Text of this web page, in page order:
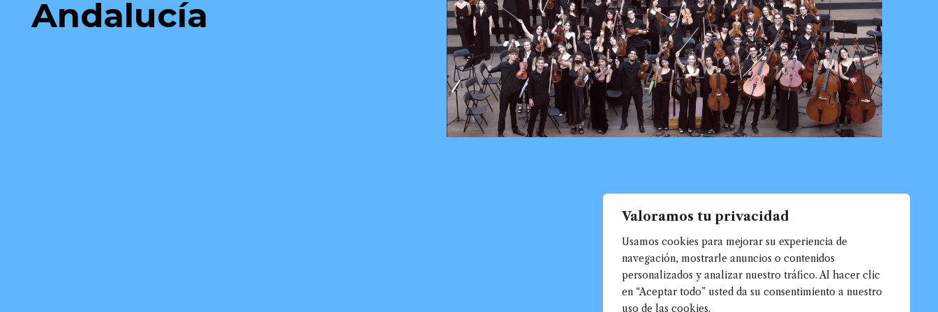
Valoramos tu privacidad
Usamos cookies para mejorar su experiencia de
navegación, mostrarle anuncios o contenidos
personalizados y analizar nuestro tráfico. Al hacer clic
en “Aceptar todo” usted da su consentimiento a nuestro
uso de las cookies.
Andalucía